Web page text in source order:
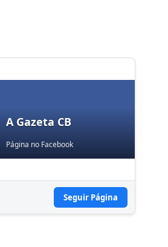
A Gazeta CB
Página no Facebook
Seguir Página